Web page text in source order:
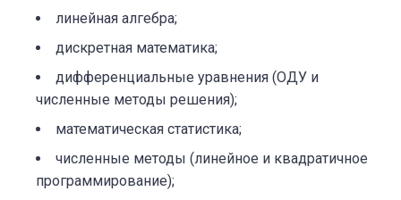
линейная алгебра;
дискретная математика;
дифференциальные уравнения (ОДУ и
численные методы решения);
математическая статистика;
численные методы (линейное и квадратичное
программирование);